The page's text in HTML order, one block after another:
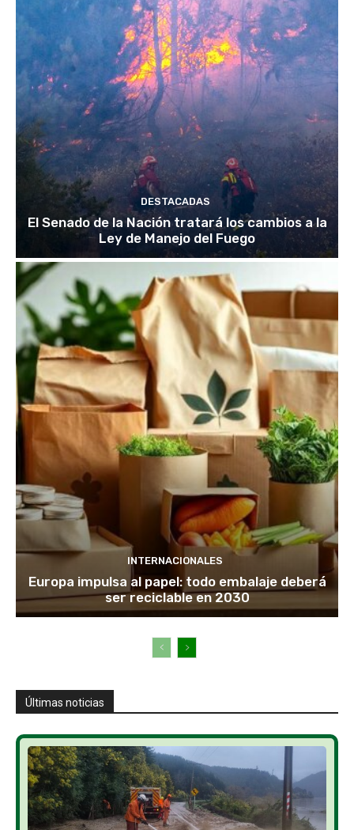
DESTACADAS
El Senado de la Nación tratará los cambios a la
Ley de Manejo del Fuego
INTERNACIONALES
Europa impulsa al papel: todo embalaje deberá
ser reciclable en 2030
Últimas noticias